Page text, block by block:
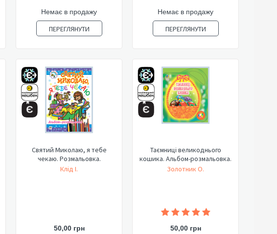
Немає в продажу
ПЕРЕГЛЯНУТИ
Немає в продажу
ПЕРЕГЛЯНУТИ
Святий Миколаю, я тебе
чекаю. Розмальовка.
Клід І.
50,00 грн
Таємниці великоднього
кошика. Альбом-розмальовка.
Золотник О.
50,00 грн